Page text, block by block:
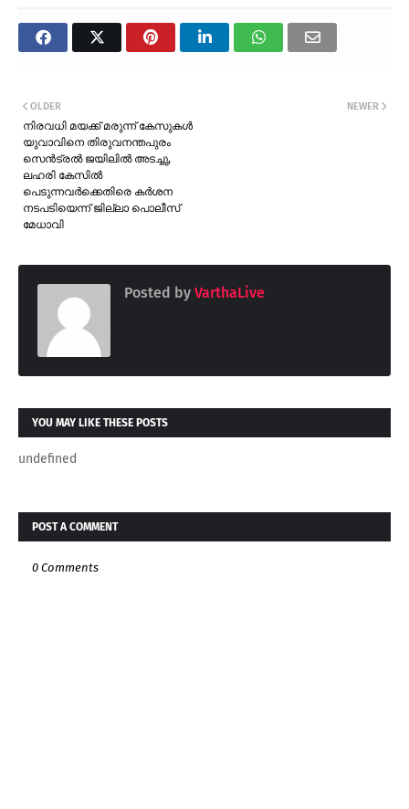
NEWER
OLDER
നിരവധി മയക്ക് മരുന്ന് കേസുകൾ
യുവാവിനെ തിരുവനന്തപുരം
സെൻട്രൽ ജയിലിൽ അടച്ചു,
ലഹരി കേസിൽ
പെടുന്നവർക്കെതിരെ കർശന
നടപടിയെന്ന് ജില്ലാ പൊലീസ്
മേധാവി
Posted by VarthaLive
YOU MAY LIKE THESE POSTS
undefined
POST A COMMENT
0 Comments